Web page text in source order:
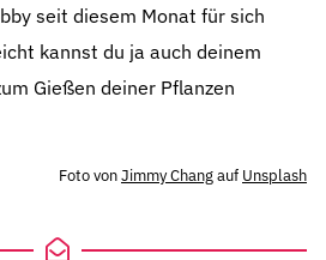
seit diesem Monat für sich
kannst du ja auch deinem
Gießen deiner Pflanzen
Foto vonJimmy Changauf Unsplash